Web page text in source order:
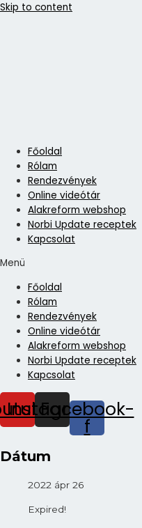
Skip to content
Főoldal
Rólam
Rendezvények
Online videótár
Alakreform webshop
Norbi Update receptek
Kapcsolat
Menü
Főoldal
Rólam
Rendezvények
Online videótár
Alakreform webshop
Norbi Update receptek
Kapcsolat
Instagram
Facebook-
f
Dátum
2022 ápr 26
Expired!